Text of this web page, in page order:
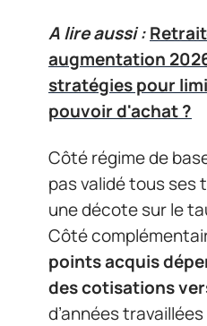
A lire aussi :
augmentation
stratégies pour
pouvoir d'achat ?
Côté régime de
pas validé tous ses
une décote sur le
Côté
points acquis
des cotisations
d’années